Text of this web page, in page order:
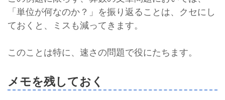
「単位が何なのか？」を振り返ることは、クセにし
ておくと、ミスも減ってきます。
このことは特に、速さの問題で役にたちます。
メモを残しておく